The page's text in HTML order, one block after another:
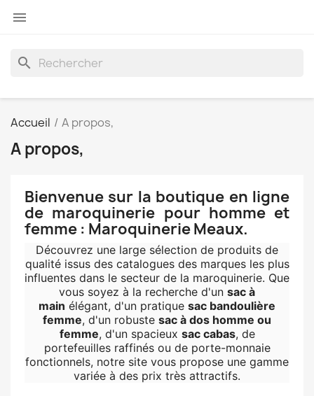

search
Accueil A propos,
A propos,
Bienvenue sur la boutique en ligne
de maroquinerie pour homme et
femme : Maroquinerie Meaux.
Découvrez une large sélection de produits de
qualité issus des catalogues des marques les plus
influentes dans le secteur de la maroquinerie. Que
vous soyez à la recherche d'un sac à
main élégant, d'un pratique sac bandoulière
femme, d'un robuste sac à dos homme ou
femme, d'un spacieux sac cabas, de
portefeuilles raffinés ou de porte-monnaie
fonctionnels, notre site vous propose une gamme
variée à des prix très attractifs.